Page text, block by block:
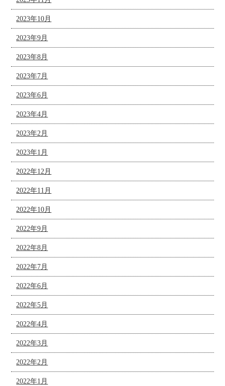
2023年10月
2023年9月
2023年8月
2023年7月
2023年6月
2023年4月
2023年2月
2023年1月
2022年12月
2022年11月
2022年10月
2022年9月
2022年8月
2022年7月
2022年6月
2022年5月
2022年4月
2022年3月
2022年2月
2022年1月